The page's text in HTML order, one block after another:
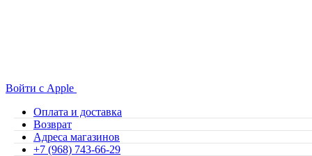
Войти с Apple
Оплата и доставка
Возврат
Адреса магазинов
+7 (968) 743-66-29